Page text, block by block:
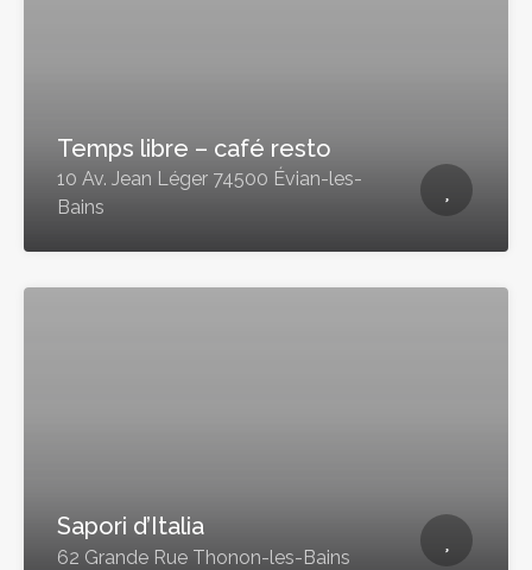
Temps libre – café resto
10 Av. Jean Léger 74500 Évian-les-
Bains
Sapori d’Italia
62 Grande Rue Thonon-les-Bains